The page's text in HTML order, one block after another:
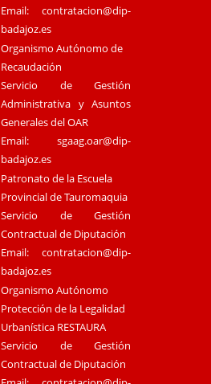
Email:contratacion@dip-
badajoz.es
Organismo Autónomo de
Recaudación
Servicio de Gestión
Administrativa y Asuntos
Generales del OAR
Email:sgaag.oar@dip-
badajoz.es
Patronato de la Escuela
Provincial de Tauromaquia
Servicio de Gestión
Contractual de Diputación
Email:contratacion@dip-
badajoz.es
Organismo Autónomo
Protección de la Legalidad
Urbanística RESTAURA
Servicio de Gestión
Contractual de Diputación